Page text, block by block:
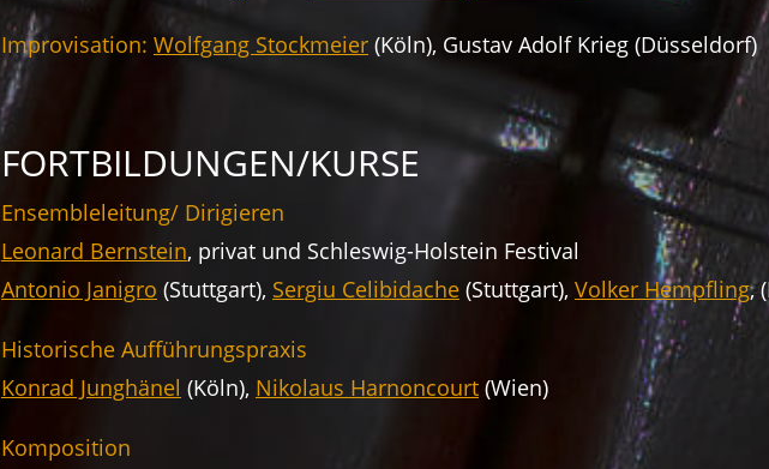
Improvisation: Wolfgang Stockmeier(Köln), Gustav Adolf Krieg (Düsseldorf)
FORTBILDUNGEN/KURSE
Ensembleleitung/ Dirigieren
Leonard Bernstein, privat und Schleswig-Holstein Festival
Antonio Janigro (Stuttgart), Sergiu Celibidache(Stuttgart), Volker Hempfling,
Historische Aufführungspraxis
Konrad Junghänel (Köln), Nikolaus Harnoncourt(Wien)
Komposition